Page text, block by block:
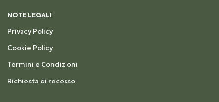
NOTE LEGALI
Privacy Policy
Cookie Policy
Termini e Condizioni
Richiesta di recesso